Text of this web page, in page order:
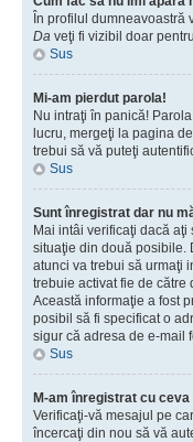
În profilul
Da veţi fi vizibil doar
Sus
Mi-am pierdut parola!
Nu intraţi în panică!
lucru, mergeţi la pagina
trebui să vă puteţi
Sus
Sunt înregistrat dar nu
Mai intâi verificaţi dacă
situaţie din două posibile.
atunci va trebui să urmaţi
trebuie activat fie de către
Această informaţie a fost
posibil să fi specificat o
sigur că adresa de e-mail
Sus
M-am înregistrat cu
Verificaţi-vă mesajul pe
încercaţi din nou să vă